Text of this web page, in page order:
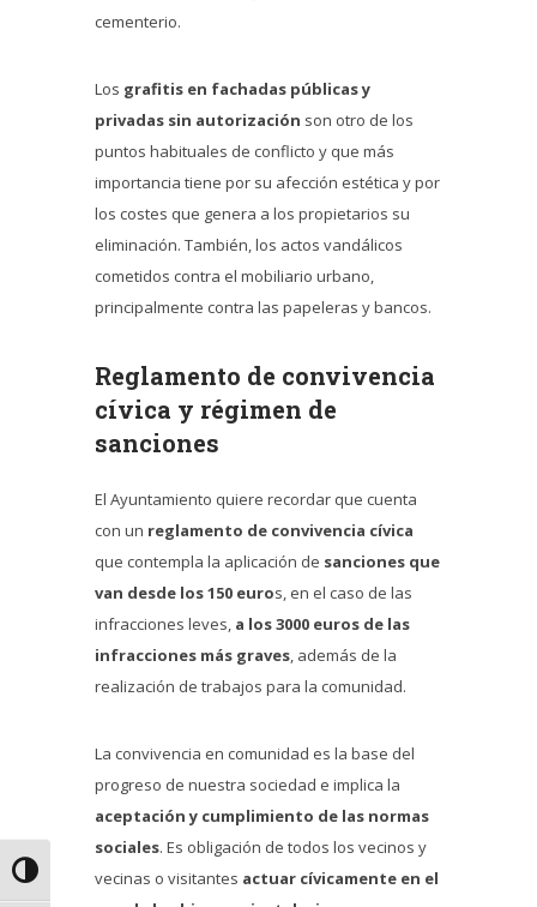
Alternar alto contraste
cementerio.
Los grafitis en fachadas públicas y
privadas sin autorización son otro de los
puntos habituales de conflicto y que más
importancia tiene por su afección estética y por
los costes que genera a los propietarios su
eliminación. También, los actos vandálicos
cometidos contra el mobiliario urbano,
principalmente contra las papeleras y bancos.
Reglamento de convivencia
cívica y régimen de
sanciones
El Ayuntamiento quiere recordar que cuenta
con un reglamento de convivencia cívica
que contempla la aplicación de sanciones que
van desde los 150 euros, en el caso de las
infracciones leves, a los 3000 euros de las
infracciones más graves, además de la
realización de trabajos para la comunidad.
La convivencia en comunidad es la base del
progreso de nuestra sociedad e implica la
aceptación y cumplimiento de las normas
sociales. Es obligación de todos los vecinos y
vecinas o visitantes actuar cívicamente en el